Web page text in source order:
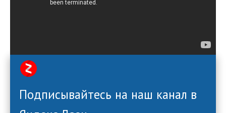
Подписывайтесь на наш канал в